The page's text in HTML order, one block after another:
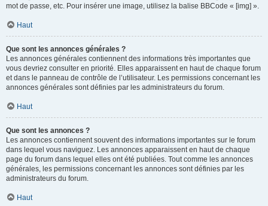
mot de passe, etc. Pour insérer une image, utilisez la balise BBCode « [img] ».
Haut
Que sont les annonces générales ?
Les annonces générales contiennent des informations très importantes que
vous devriez consulter en priorité. Elles apparaissent en haut de chaque forum
et dans le panneau de contrôle de l’utilisateur. Les permissions concernant les
annonces générales sont définies par les administrateurs du forum.
Haut
Que sont les annonces ?
Les annonces contiennent souvent des informations importantes sur le forum
dans lequel vous naviguez. Les annonces apparaissent en haut de chaque
page du forum dans lequel elles ont été publiées. Tout comme les annonces
générales, les permissions concernant les annonces sont définies par les
administrateurs du forum.
Haut